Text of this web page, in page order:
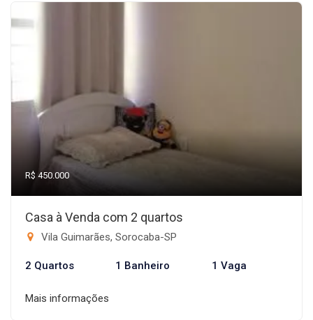
R$ 450.000
Casa à Venda com 2 quartos
Vila Guimarães, Sorocaba-SP
2 Quartos 1 Banheiro 1 Vaga
Mais informações